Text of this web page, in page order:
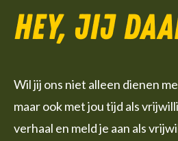
Hey, jij
Wil jij ons niet alleen dienen
maar ook met jou tijd als
verhaal en meld je aan als